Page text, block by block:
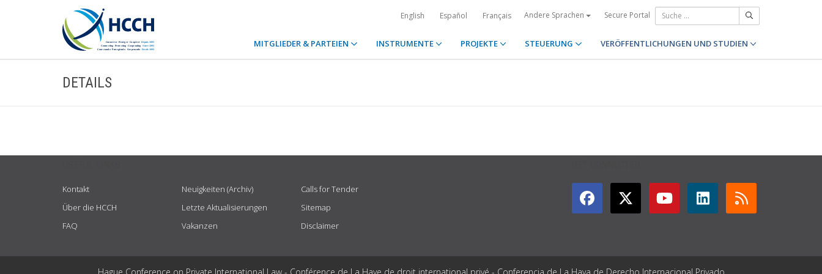
English Español Français Andere Sprachen Secure Portal
MITGLIEDER & PARTEIEN INSTRUMENTE PROJEKTE STEUERUNG VERÖFFENTLICHUNGEN UND STUDIEN
DETAILS
Kontakt
Über die HCCH
FAQ
Neuigkeiten (Archiv)
Letzte Aktualisierungen
Vakanzen
Calls for Tender
Sitemap
Disclaimer